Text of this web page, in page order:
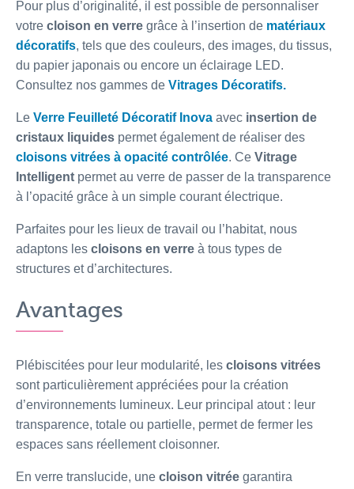
Pour plus d’originalité, il est possible de personnaliser
votre cloison en verre grâce à l’insertion de matériaux
décoratifs, tels que des couleurs, des images, du tissus,
du papier japonais ou encore un éclairage LED.
Consultez nos gammes de Vitrages Décoratifs.
Le Verre Feuilleté Décoratif Inova avec insertion de
cristaux liquides permet également de réaliser des
cloisons vitrées à opacité contrôlée. Ce Vitrage
Intelligent permet au verre de passer de la transparence
à l’opacité grâce à un simple courant électrique.
Parfaites pour les lieux de travail ou l’habitat, nous
adaptons les cloisons en verre à tous types de
structures et d’architectures.
Avantages
Plébiscitées pour leur modularité, les cloisons vitrées
sont particulièrement appréciées pour la création
d’environnements lumineux. Leur principal atout : leur
transparence, totale ou partielle, permet de fermer les
espaces sans réellement cloisonner.
En verre translucide, une cloison vitrée garantira